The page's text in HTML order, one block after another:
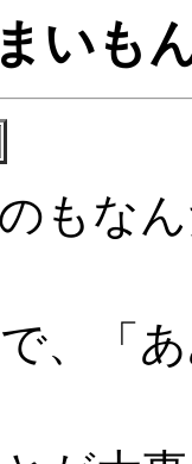
いも
もな
、「